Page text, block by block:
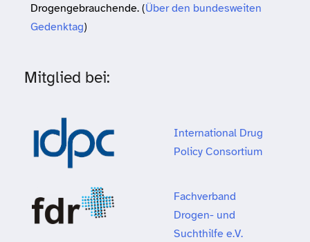
Drogengebrauchende. (Über den bundesweiten
Gedenktag)
Mitglied bei:
International Drug
Policy Consortium
Fachverband
Drogen- und
Suchthilfe e.V.